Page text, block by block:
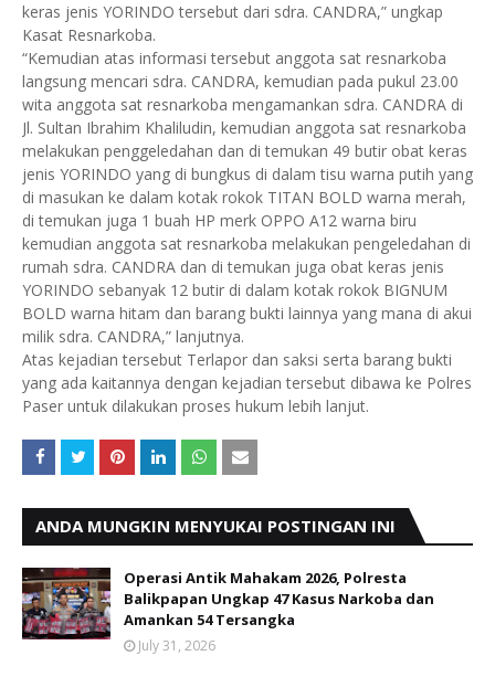
keras jenis YORINDO tersebut dari sdra. CANDRA,” ungkap
Kasat Resnarkoba.
“Kemudian atas informasi tersebut anggota sat resnarkoba
langsung mencari sdra. CANDRA, kemudian pada pukul 23.00
wita anggota sat resnarkoba mengamankan sdra. CANDRA di
Jl. Sultan Ibrahim Khaliludin, kemudian anggota sat resnarkoba
melakukan penggeledahan dan di temukan 49 butir obat keras
jenis YORINDO yang di bungkus di dalam tisu warna putih yang
di masukan ke dalam kotak rokok TITAN BOLD warna merah,
di temukan juga 1 buah HP merk OPPO A12 warna biru
kemudian anggota sat resnarkoba melakukan pengeledahan di
rumah sdra. CANDRA dan di temukan juga obat keras jenis
YORINDO sebanyak 12 butir di dalam kotak rokok BIGNUM
BOLD warna hitam dan barang bukti lainnya yang mana di akui
milik sdra. CANDRA,” lanjutnya.
Atas kejadian tersebut Terlapor dan saksi serta barang bukti
yang ada kaitannya dengan kejadian tersebut dibawa ke Polres
Paser untuk dilakukan proses hukum lebih lanjut.
ANDA MUNGKIN MENYUKAI POSTINGAN INI
Operasi Antik Mahakam 2026, Polresta
Balikpapan Ungkap 47 Kasus Narkoba dan
Amankan 54 Tersangka
July 31, 2026